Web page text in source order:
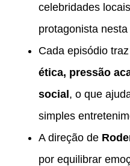
celebridades
protagonista
Cada episódio
ética, pressão
social, o que
simples
A direção de
por equilibrar